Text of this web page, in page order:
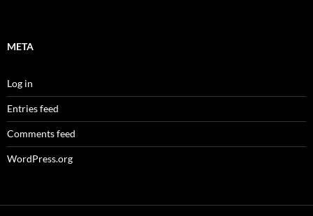
META
Log in
Entries feed
Comments feed
WordPress.org